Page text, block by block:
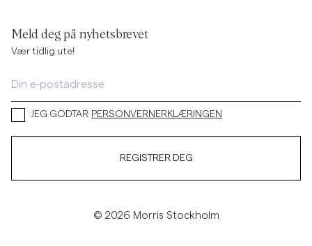
Meld deg på nyhetsbrevet
Vær tidlig ute!
JEG GODTAR PERSONVERNERKLÆRINGEN
REGISTRER DEG
© 2026 Morris Stockholm